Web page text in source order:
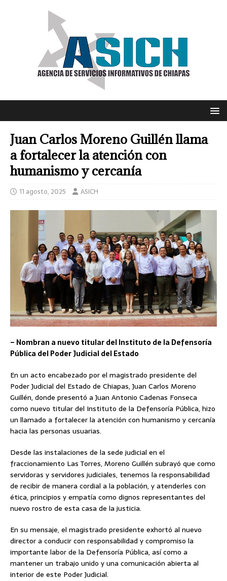
Juan Carlos Moreno Guillén llama
a fortalecer la atención con
humanismo y cercanía
11 agosto, 2025 ASICH
– Nombran a nuevo titular del Instituto de la Defensoría
Pública del Poder Judicial del Estado
En un acto encabezado por el magistrado presidente del
Poder Judicial del Estado de Chiapas, Juan Carlos Moreno
Guillén, donde presentó a Juan Antonio Cadenas Fonseca
como nuevo titular del Instituto de la Defensoría Pública, hizo
un llamado a fortalecer la atención con humanismo y cercanía
hacia las personas usuarias.
Desde las instalaciones de la sede judicial en el
fraccionamiento Las Torres, Moreno Guillén subrayó que como
servidoras y servidores judiciales, tenemos la responsabilidad
de recibir de manera cordial a la población, y atenderles con
ética, principios y empatía como dignos representantes del
nuevo rostro de esta casa de la justicia.
En su mensaje, el magistrado presidente exhortó al nuevo
director a conducir con responsabilidad y compromiso la
importante labor de la Defensoría Pública, así como a
mantener un trabajo unido y una comunicación abierta al
interior de este Poder Judicial.